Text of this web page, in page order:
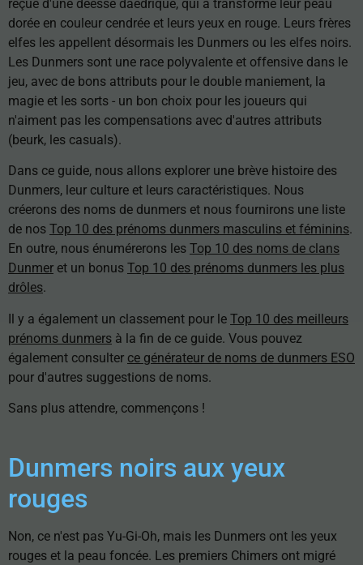
reçue d'une déesse daedrique, qui a transformé leur peau
dorée en couleur cendrée et leurs yeux en rouge. Leurs frères
elfes les appellent désormais les Dunmers ou les elfes noirs.
Les Dunmers sont une race polyvalente et offensive dans le
jeu, avec de bons attributs pour le double maniement, la
magie et les sorts - un bon choix pour les joueurs qui
n'aiment pas les compensations avec d'autres attributs
(beurk, les casuals).
Dans ce guide, nous allons explorer une brève histoire des
Dunmers, leur culture et leurs caractéristiques. Nous
créerons des noms de dunmers et nous fournirons une liste
de nos Top 10 des prénoms dunmers masculins et féminins.
En outre, nous énumérerons les Top 10 des noms de clans
Dunmer et un bonus Top 10 des prénoms dunmers les plus
drôles.
Il y a également un classement pour le Top 10 des meilleurs
prénoms dunmers à la fin de ce guide. Vous pouvez
également consulter ce générateur de noms de dunmers ESO
pour d'autres suggestions de noms.
Sans plus attendre, commençons !
Dunmers noirs aux yeux
rouges
Non, ce n'est pas Yu-Gi-Oh, mais les Dunmers ont les yeux
rouges et la peau foncée. Les premiers Chimers ont migré